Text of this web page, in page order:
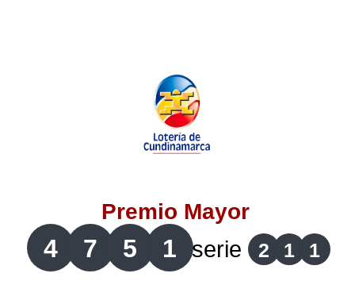
Lotería de Bogotá
Lotería de Risaralda
Lotería de Santander
Lotería del Cauca
Premio Mayor
4 7 5 1 serie 2 1 1